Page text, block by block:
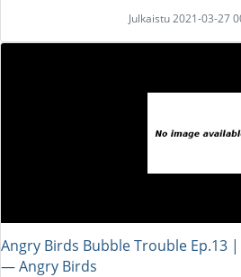
Julkaistu 2021-03-27
Angry Birds Bubble Trouble Ep.13
― Angry Birds